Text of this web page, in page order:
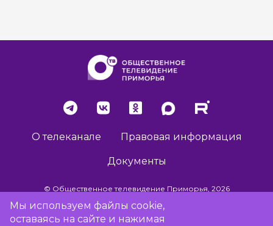
О телеканале Правовая информация
Документы
© Общественное телевидение Приморья, 2026
Мы используем файлы cookie,
оставаясь на сайте и нажимая